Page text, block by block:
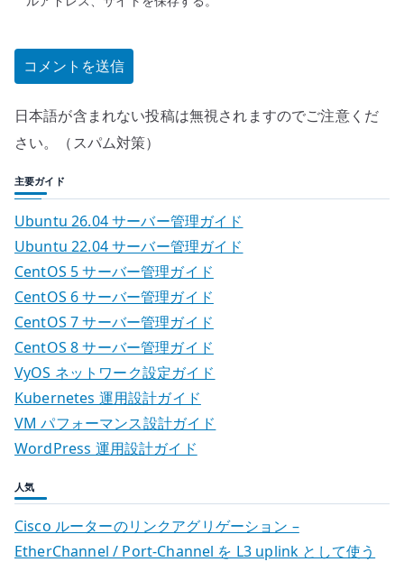
日本語が含まれない投稿は無視されますのでご注意くだ
さい。（スパム対策）
主要ガイド
Ubuntu 26.04 サーバー管理ガイド
Ubuntu 22.04 サーバー管理ガイド
CentOS 5 サーバー管理ガイド
CentOS 6 サーバー管理ガイド
CentOS 7 サーバー管理ガイド
CentOS 8 サーバー管理ガイド
VyOS ネットワーク設定ガイド
Kubernetes 運用設計ガイド
VM パフォーマンス設計ガイド
WordPress 運用設計ガイド
人気
Cisco ルーターのリンクアグリゲーション –
EtherChannel / Port-Channel を L3 uplink として使う